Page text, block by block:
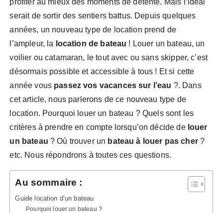
serait de sortir des sentiers battus. Depuis quelques
années, un nouveau type de location prend de
l’ampleur, la location de bateau ! Louer un bateau, un
voilier ou catamaran, le tout avec ou sans skipper, c’est
désormais possible et accessible à tous ! Et si cette
année vous passez vos vacances sur l’eau ?. Dans
cet article, nous parlerons de ce nouveau type de
location. Pourquoi louer un bateau ? Quels sont les
critères à prendre en compte lorsqu’on décide de louer
un bateau ? Où trouver un bateau à louer pas cher?
etc. Nous répondrons à toutes ces questions.
Au sommaire :
Guide location d’un bateau
Pourquoi louer un bateau ?